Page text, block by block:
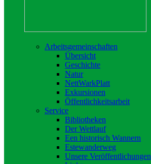
Arbeitsgemeinschaften
Übersicht
Geschichte
Natur
NettWarkPlatt
Exkursionen
Öffentlichkeitsarbeit
Service
Bibliotheken
Der Wettlauf
Een historisch Wannern
Estewanderweg
Unsere Veröffentlichungen